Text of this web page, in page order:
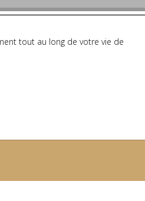
tout au long de votre vie de